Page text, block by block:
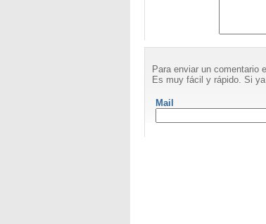
Para enviar un comentario
Es muy fácil y rápido. Si
Mail